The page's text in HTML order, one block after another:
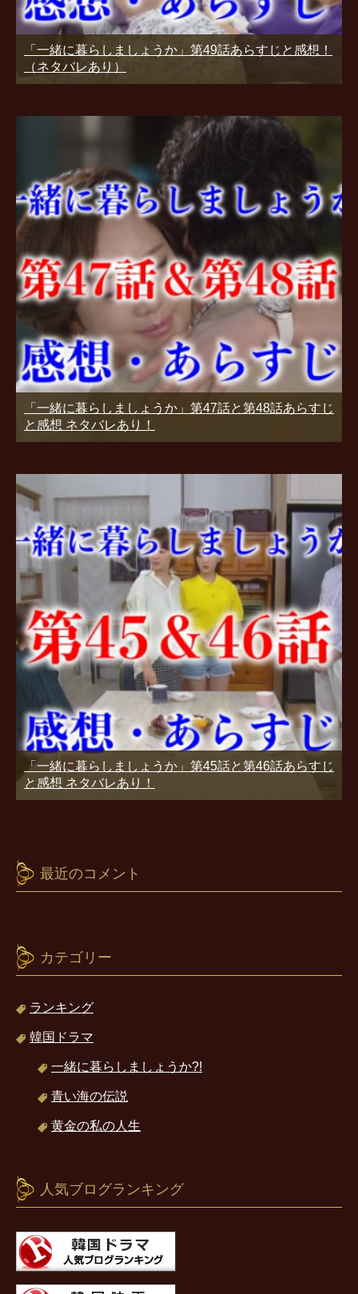
「一緒に暮らしましょうか」第49話あらすじと感想！
（ネタバレあり）
「一緒に暮らしましょうか」第47話と第48話あらすじ
と感想 ネタバレあり！
「一緒に暮らしましょうか」第45話と第46話あらすじ
と感想 ネタバレあり！
最近のコメント
カテゴリー
ランキング
韓国ドラマ
一緒に暮らしましょうか?!
青い海の伝説
黄金の私の人生
人気ブログランキング